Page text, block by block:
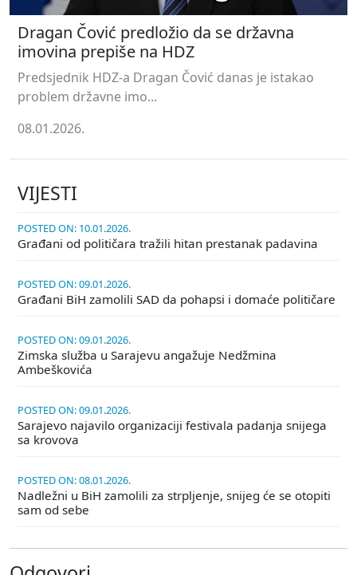
Dragan Čović predložio da se državna
imovina prepiše na HDZ
Predsjednik HDZ-a Dragan Čović danas je istakao
problem državne imo...
08.01.2026.
VIJESTI
POSTED ON: 10.01.2026.
Građani od političara tražili hitan prestanak padavina
POSTED ON: 09.01.2026.
Građani BiH zamolili SAD da pohapsi i domaće političare
POSTED ON: 09.01.2026.
Zimska služba u Sarajevu angažuje Nedžmina
Ambeškovića
POSTED ON: 09.01.2026.
Sarajevo najavilo organizaciji festivala padanja snijega
sa krovova
POSTED ON: 08.01.2026.
Nadležni u BiH zamolili za strpljenje, snijeg će se otopiti
sam od sebe